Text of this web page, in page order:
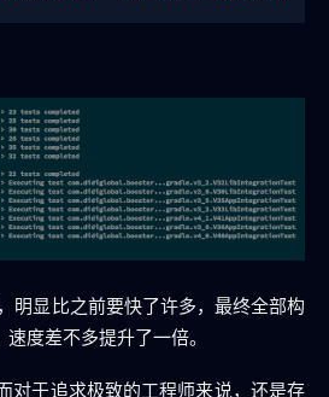
明显比之前要快了许多，最终全部构
度差不多提升了一倍。
对于追求极致的工程师来说，还是存